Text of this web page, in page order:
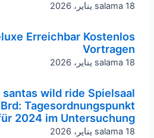
salama 18 يناير، 2026
Erreichbar Kostenlos
Vortragen
salama 18 يناير، 2026
wild ride Spielsaal
Tagesordnungspunkt
2024 im Untersuchung
salama 18 يناير، 2026